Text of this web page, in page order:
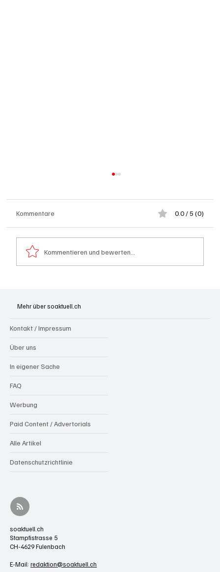
Kommentare 0.0 / 5 (0)
Kommentieren und bewerten...
Mehr über soaktuell.ch
Kontakt / Impressum
Über uns
In eigener Sache
FAQ
Werbung
Paid Content / Advertorials
Alle Artikel
Datenschutzrichtlinie
soaktuell.ch
Stampfistrasse 5
CH-4629 Fulenbach
E-Mail: redaktion@soaktuell.ch